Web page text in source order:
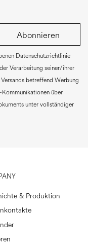
Abonnieren
Datenschutzrichtlinie
Verarbeitung seiner/ihrer
betreffend Werbung
über
unter vollständiger
& Produktion